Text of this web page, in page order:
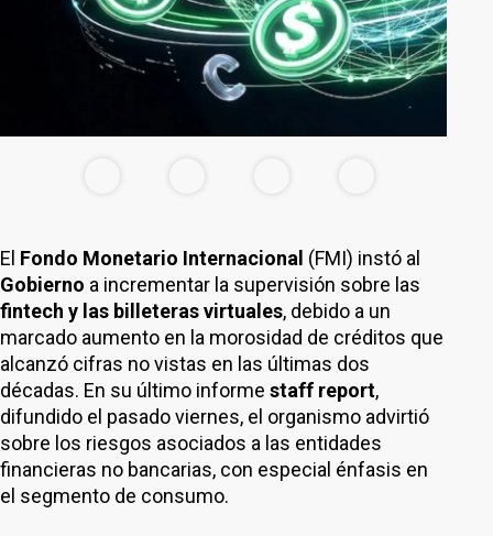
El Fondo Monetario Internacional (FMI) instó al
Gobierno a incrementar la supervisión sobre las
fintech y las billeteras virtuales, debido a un
marcado aumento en la morosidad de créditos que
alcanzó cifras no vistas en las últimas dos
décadas. En su último informe staff report,
difundido el pasado viernes, el organismo advirtió
sobre los riesgos asociados a las entidades
financieras no bancarias, con especial énfasis en
el segmento de consumo.